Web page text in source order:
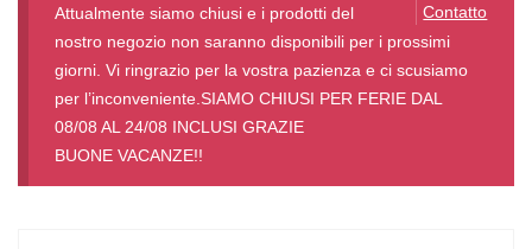
Contatto
Attualmente siamo chiusi e i prodotti del
nostro negozio non saranno disponibili per i prossimi
giorni. Vi ringrazio per la vostra pazienza e ci scusiamo
per l’inconveniente.SIAMO CHIUSI PER FERIE DAL
08/08 AL 24/08 INCLUSI GRAZIE
BUONE VACANZE!!